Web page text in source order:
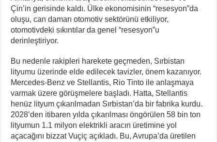
Çin’in gerisinde kaldı. Ülke ekonomisinin “resesyon”da
oluşu, can damarı otomotiv sektörünü etkiliyor,
otomotivdeki sıkıntılar da genel “resesyon”u
derinleştiriyor.
Bu nedenle rakipleri harekete geçmeden, Sırbistan
lityumu üzerinde elde edilecek tavizler, önem kazanıyor.
Mercedes-Benz ve Stellantis, Rio Tinto ile anlaşmaya
varmak üzere görüşmelere başladı. Hatta, Stellantis
henüz lityum çıkarılmadan Sırbistan’da bir fabrika kurdu.
2028’den itibaren yılda çıkarılması öngörülen 58 bin ton
lityumun 1.1 milyon elektrikli aracın üretimine yol
açacağını bizzat Vuçiç açıkladı. Bu, Avrupa’da üretilen